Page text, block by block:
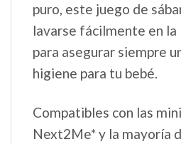
puro, este juego de
lavarse fácilmente en la
para asegurar siempre
higiene para tu bebé.
Compatibles con las
Next2Me* y la mayoría